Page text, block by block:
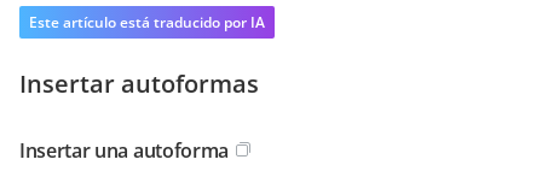
Este artículo está traducido por IA
Insertar autoformas
Insertar una autoforma